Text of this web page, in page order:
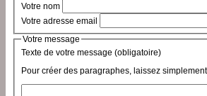
Votre nom
Votre adresse email
Votre message
Texte de votre message (obligatoire)
Pour créer des paragraphes, laissez